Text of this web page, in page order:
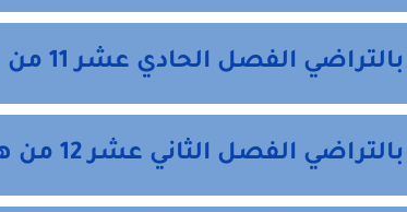
الفصل الحادي عشر 11 من هنا
الفصل الثاني عشر 12 من هنا